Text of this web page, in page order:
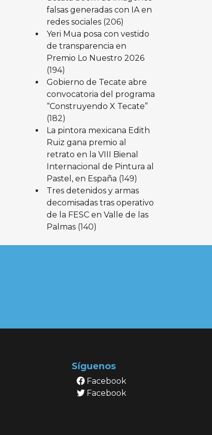
falsas generadas con IA en
redes sociales (206)
Yeri Mua posa con vestido
de transparencia en
Premio Lo Nuestro 2026
(194)
Gobierno de Tecate abre
convocatoria del programa
“Construyendo X Tecate”
(182)
La pintora mexicana Edith
Ruiz gana premio al
retrato en la VIII Bienal
Internacional de Pintura al
Pastel, en España (149)
Tres detenidos y armas
decomisadas tras operativo
de la FESC en Valle de las
Palmas (140)
Síguenos
Facebook
Facebook